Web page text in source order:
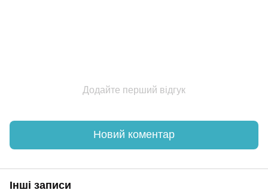
Додайте перший відгук
Новий коментар
Інші записи